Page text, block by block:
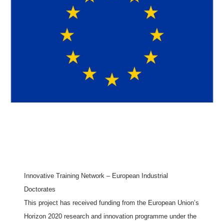
Innovative Training Network – European Industrial
Doctorates
This project has received funding from the European Union’s
Horizon 2020 research and innovation programme under the